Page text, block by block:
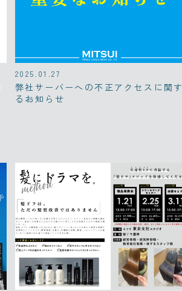
2025.01.27
弊社サーバーへの不正アクセスに関す
るお知らせ